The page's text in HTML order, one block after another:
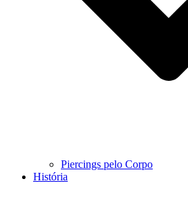
Piercings pelo Corpo
História